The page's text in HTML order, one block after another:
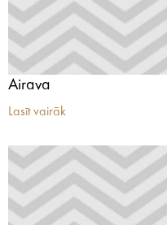
Airava
Lasīt vairāk